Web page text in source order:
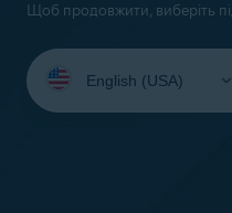
Щоб продовжити, виберіть
your